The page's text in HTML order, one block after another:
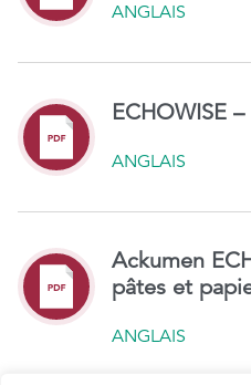
ANGLAIS
ECHOWISE
ANGLAIS
Ackumen
pâtes et
ANGLAIS